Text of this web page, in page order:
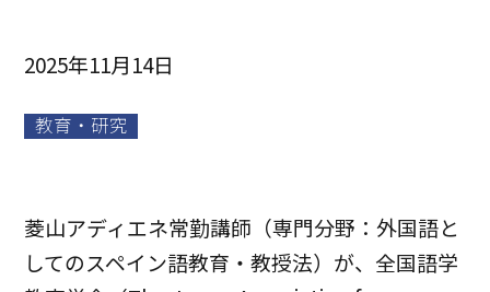
2025年11月14日
教育・研究
菱山アディエネ常勤講師（専門分野：外国語と
してのスペイン語教育・教授法）が、全国語学